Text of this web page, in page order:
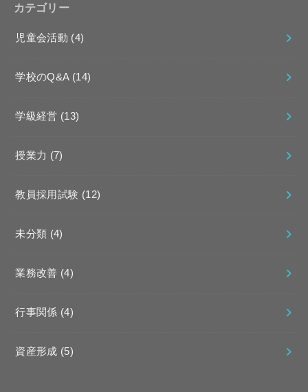
カテゴリー
児童会活動 (4)
学校のQ&A (14)
学級経営 (13)
授業力 (7)
教員採用試験 (12)
未分類 (4)
業務改善 (4)
行事関係 (4)
資産形成 (5)